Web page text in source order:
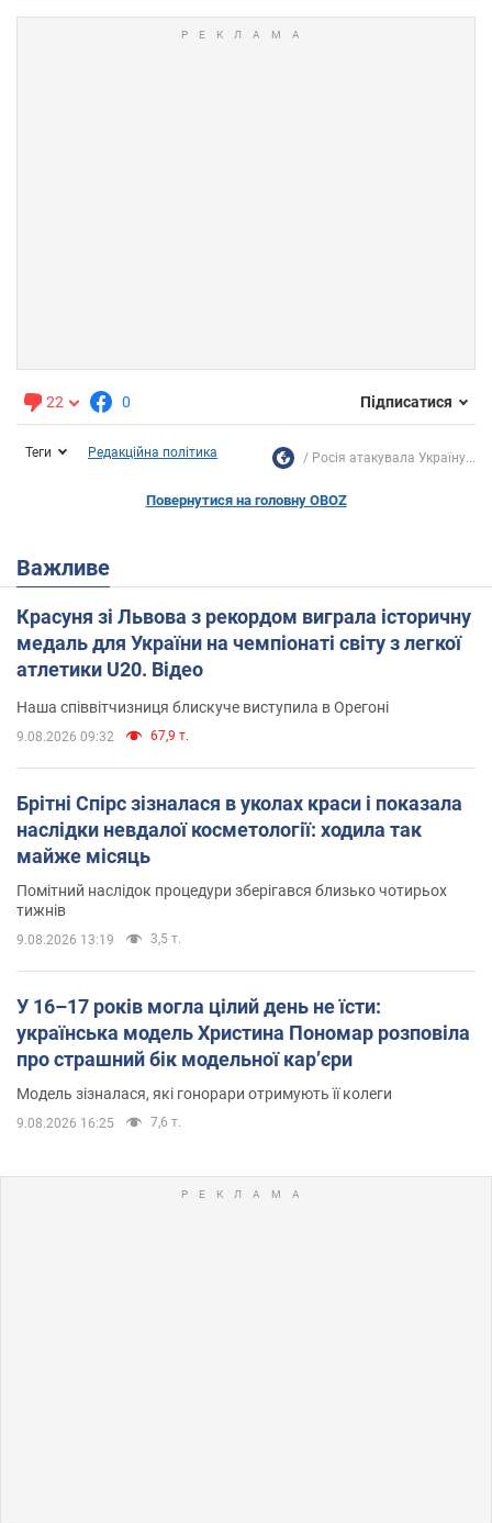
22 0 Підписатися
Теги Редакційна політика Росія атакувала Україну...
Повернутися на головну OBOZ
Важливе
Красуня зі Львова з рекордом виграла історичну
медаль для України на чемпіонаті світу з легкої
атлетики U20. Відео
Наша співвітчизниця блискуче виступила в Орегоні
9.08.2026 09:32 67,9 т.
Брітні Спірс зізналася в уколах краси і показала
наслідки невдалої косметології: ходила так
майже місяць
Помітний наслідок процедури зберігався близько чотирьох
тижнів
9.08.2026 13:19 3,5 т.
У 16–17 років могла цілий день не їсти:
українська модель Христина Пономар розповіла
про страшний бік модельної кар’єри
Модель зізналася, які гонорари отримують її колеги
9.08.2026 16:25 7,6 т.